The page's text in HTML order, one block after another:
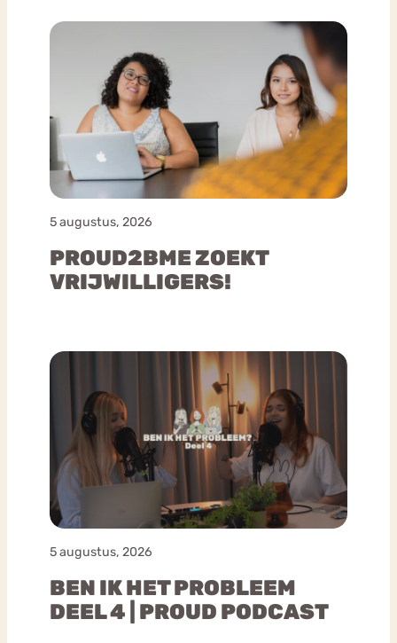
5 augustus, 2026
PROUD2BME ZOEKT
VRIJWILLIGERS!
5 augustus, 2026
BEN IK HET PROBLEEM
DEEL 4 | PROUD PODCAST